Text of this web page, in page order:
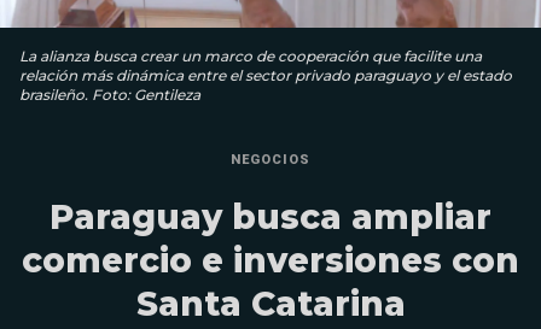
La alianza busca crear un marco de cooperación que facilite una
relación más dinámica entre el sector privado paraguayo y el estado
brasileño. Foto: Gentileza
NEGOCIOS
Paraguay busca ampliar
comercio e inversiones con
Santa Catarina